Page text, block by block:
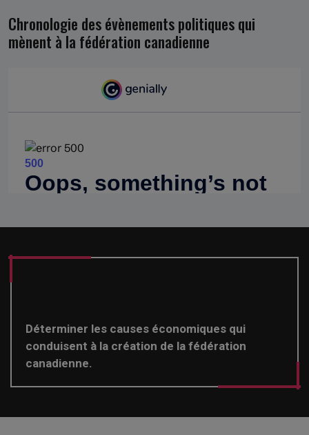
Chronologie des évènements politiques qui
mènent à la fédération canadienne
Déterminer les causes économiques qui
conduisent à la création de la fédération
canadienne.